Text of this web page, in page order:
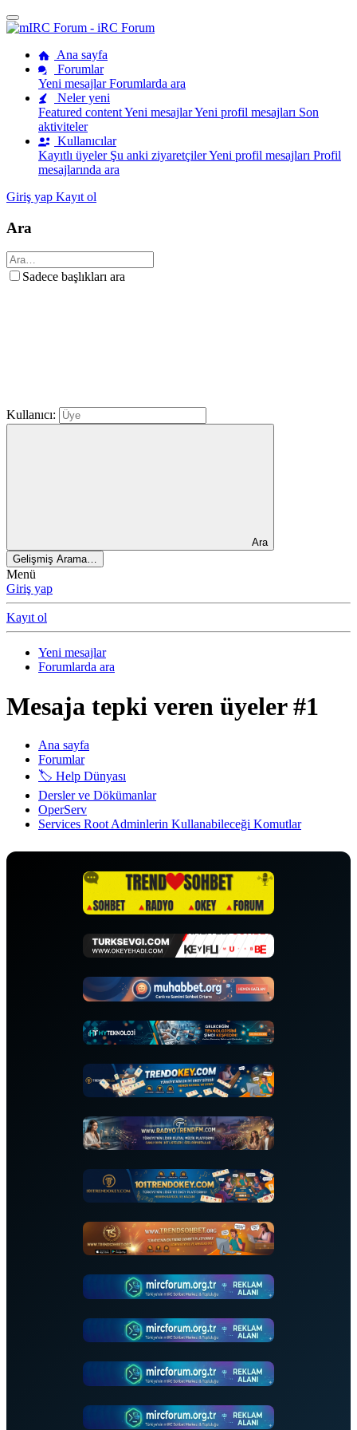
Ana sayfa
Forumlar
Yeni mesajlarForumlarda ara
Neler yeni
Featured contentYeni mesajlarYeni profil mesajları Son
aktiviteler
Kullanıcılar
Kayıtlı üyeler Şu anki ziyaretçilerYeni profil mesajları Profil
mesajlarında ara
Giriş yap Kayıt ol
Ara
Sadece başlıkları ara
Kullanıcı:
Ara
Gelişmiş Arama…
Menü
Giriş yap
Kayıt ol
Yeni mesajlar
Forumlarda ara
Mesaja tepki veren üyeler #1
Ana sayfa
Forumlar
🏷️ Help Dünyası
Dersler ve Dökümanlar
OperServ
Services Root Adminlerin Kullanabileceği Komutlar